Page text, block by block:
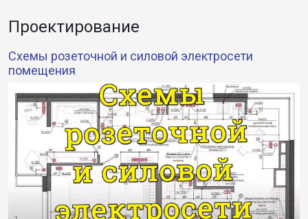
Проектирование
Cхемы розеточной и силовой электросети
помещения